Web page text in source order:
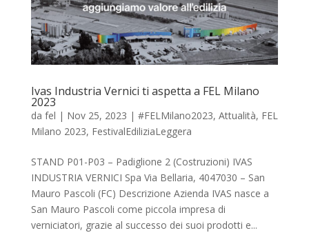
Ivas Industria Vernici ti aspetta a FEL Milano
2023
da fel | Nov 25, 2023 | #FELMilano2023, Attualità, FEL
Milano 2023, FestivalEdiliziaLeggera
STAND P01-P03 – Padiglione 2 (Costruzioni) IVAS
INDUSTRIA VERNICI Spa Via Bellaria, 4047030 – San
Mauro Pascoli (FC) Descrizione Azienda IVAS nasce a
San Mauro Pascoli come piccola impresa di
verniciatori, grazie al successo dei suoi prodotti e...